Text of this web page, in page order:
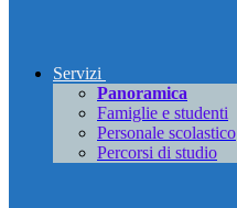
Servizi
Panoramica
Famiglie e studenti
Personale scolastico
Percorsi di studio